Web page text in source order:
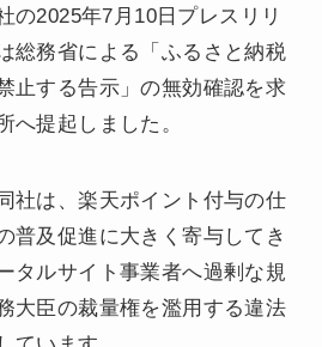
の2025年7月10日プレスリリ
総務省による「ふるさと納税
止する告示」の無効確認を求
へ提起しました。
社は、楽天ポイント付与の仕
普及促進に大きく寄与してき
タルサイト事業者へ過剰な規
大臣の裁量権を濫用する違法